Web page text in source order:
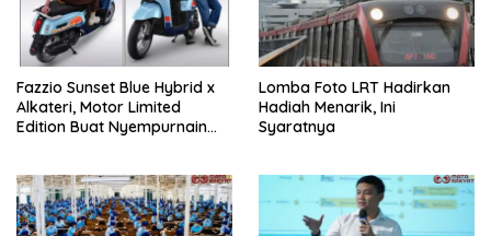
Fazzio Sunset Blue Hybrid x
Alkateri, Motor Limited
Edition Buat Nyempurnain
Lomba Foto LRT Hadirkan
Hadiah Menarik, Ini
Syaratnya